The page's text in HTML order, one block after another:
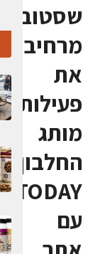
שסטוביץ
מרחיבה
את
פעילות
מותג
החלבון
TODAY
עם